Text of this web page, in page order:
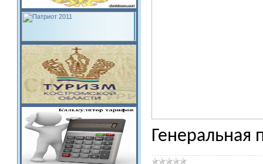
Генеральная